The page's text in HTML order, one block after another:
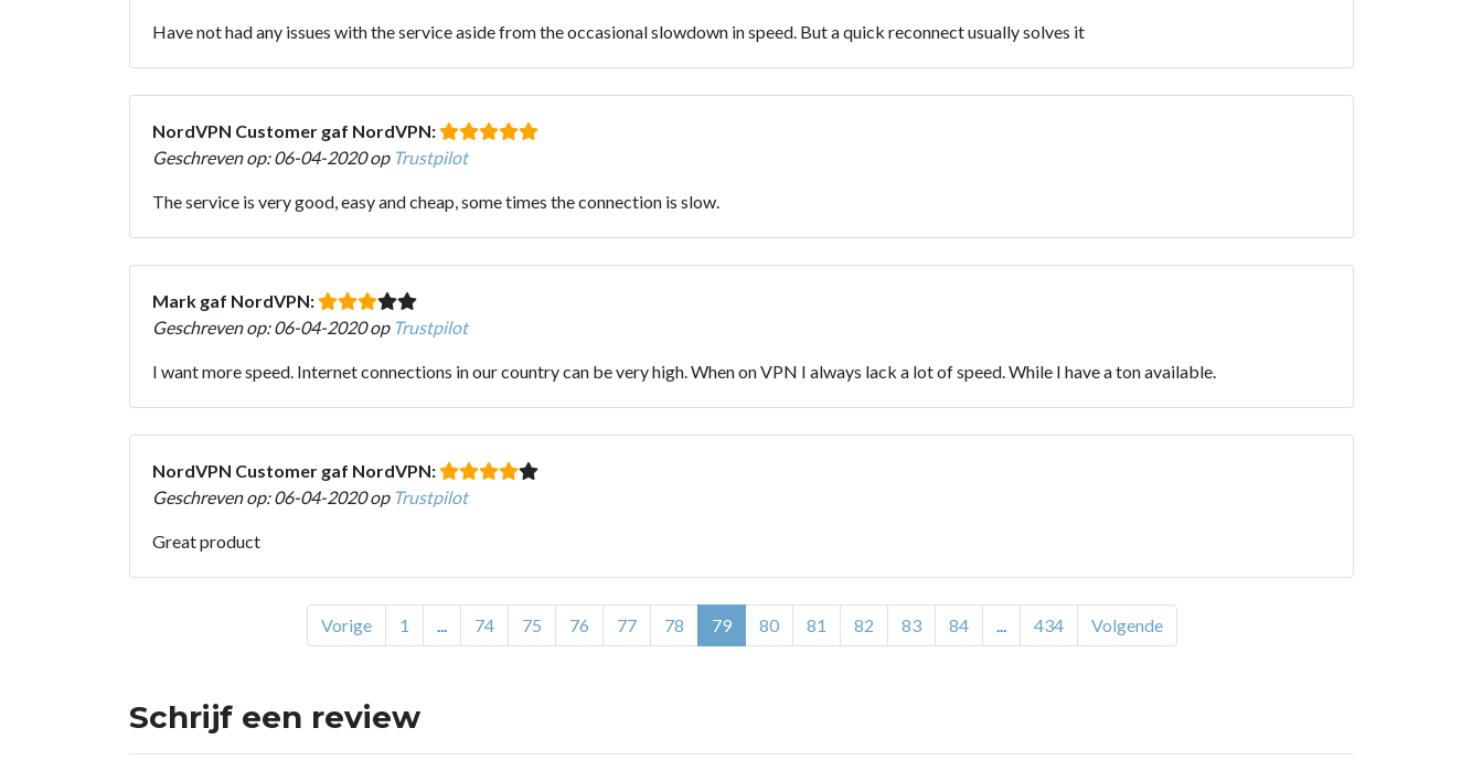
Have not had any issues with the service aside from the occasional slowdown in speed. But a quick reconnect usually solves it
NordVPN Customer gaf NordVPN:
Geschreven op: 06-04-2020 op Trustpilot
The service is very good, easy and cheap, some times the connection is slow.
Mark gaf NordVPN:
Geschreven op: 06-04-2020 op Trustpilot
I want more speed. Internet connections in our country can be very high. When on VPN I always lack a lot of speed. While I have a ton available.
NordVPN Customer gaf NordVPN:
Geschreven op: 06-04-2020 op Trustpilot
Great product
Vorige 1 74 75 76 77 78 79 80 81 82 83 84 434 Volgende
Schrijf een review